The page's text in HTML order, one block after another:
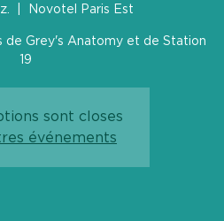
Novotel Paris Est
de Grey's Anatomy et de Station
19
sont closes
événements